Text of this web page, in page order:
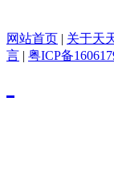
网站首页 | 关于天
言 | 粤ICP备